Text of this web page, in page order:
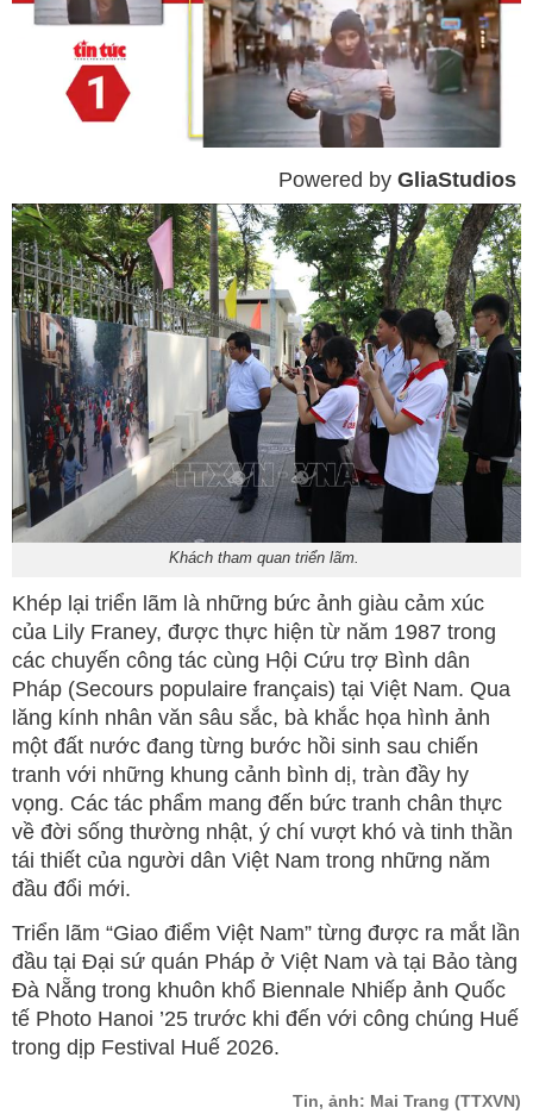
Mute
Powered by GliaStudios
Khách tham quan triển lãm.
Khép lại triển lãm là những bức ảnh giàu cảm xúc
của Lily Franey, được thực hiện từ năm 1987 trong
các chuyến công tác cùng Hội Cứu trợ Bình dân
Pháp (Secours populaire français) tại Việt Nam. Qua
lăng kính nhân văn sâu sắc, bà khắc họa hình ảnh
một đất nước đang từng bước hồi sinh sau chiến
tranh với những khung cảnh bình dị, tràn đầy hy
vọng. Các tác phẩm mang đến bức tranh chân thực
về đời sống thường nhật, ý chí vượt khó và tinh thần
tái thiết của người dân Việt Nam trong những năm
đầu đổi mới.
Triển lãm “Giao điểm Việt Nam” từng được ra mắt lần
đầu tại Đại sứ quán Pháp ở Việt Nam và tại Bảo tàng
Đà Nẵng trong khuôn khổ Biennale Nhiếp ảnh Quốc
tế Photo Hanoi ’25 trước khi đến với công chúng Huế
trong dịp Festival Huế 2026.
Tin, ảnh: Mai Trang (TTXVN)